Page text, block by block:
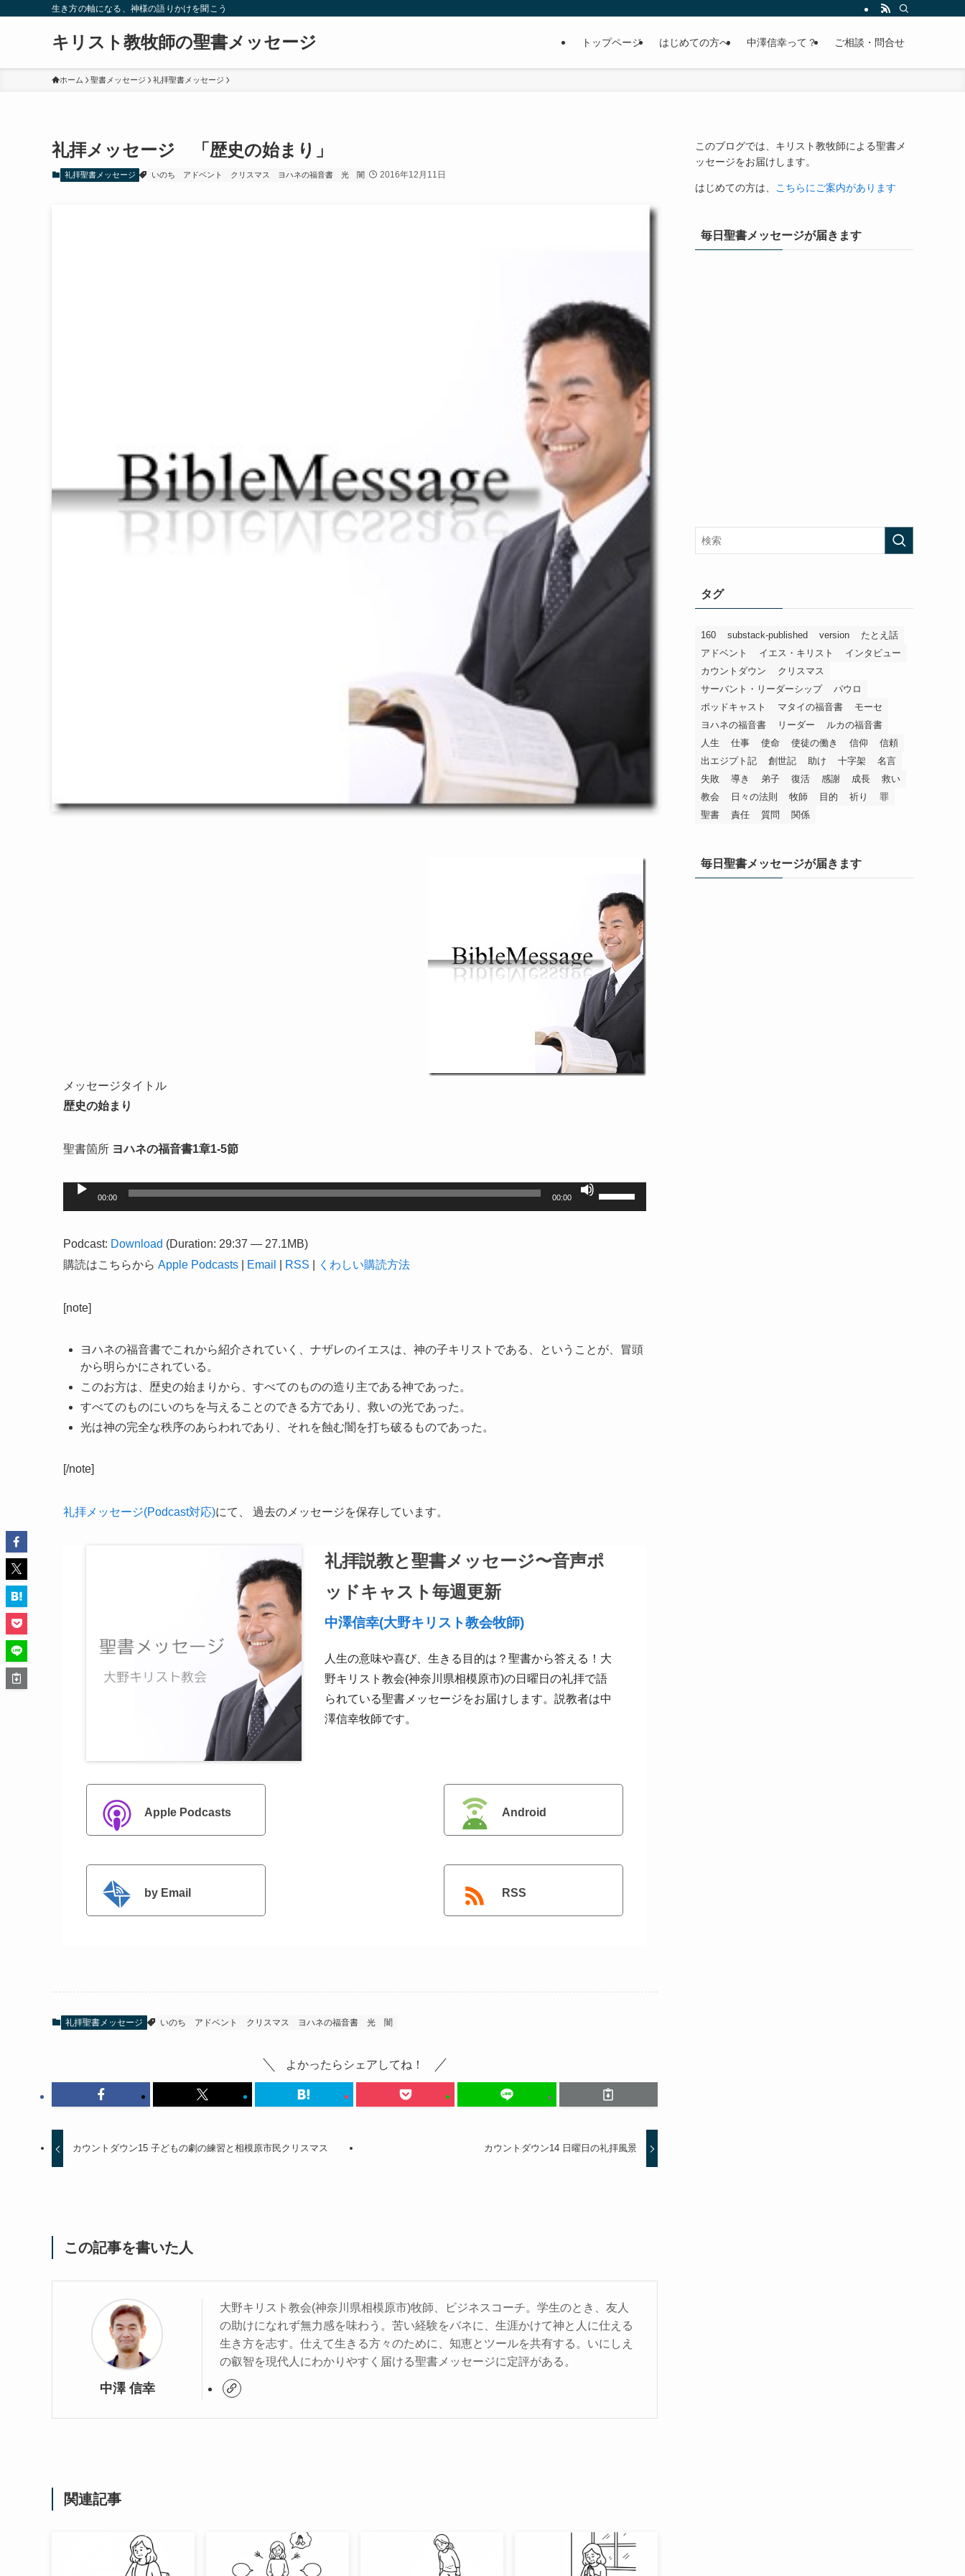
生き方の軸になる、神様の語りかけを聞こう
キリスト教牧師の聖書メッセージ トップページ はじめての方へ 中澤信幸って？ ご相談・問合せ
ホーム 聖書メッセージ 礼拝聖書メッセージ
礼拝メッセージ 「歴史の始まり」
礼拝聖書メッセージ いのち アドベント クリスマス ヨハネの福音書 光 闇 2016年12月11日
メッセージタイトル
歴史の始まり
聖書箇所 ヨハネの福音書1章1-5節
声
ー
ー
00:00 00:00
ボ
リ
は
て
Podcast: Download (Duration: 29:37 — 27.1MB)
購読はこちらから Apple Podcasts Email RSS くわしい購読方法
[note]
ヨハネの福音書でこれから紹介されていく、ナザレのイエスは、神の子キリストである、ということが、冒頭
から明らかにされている。
このお方は、歴史の始まりから、すべてのものの造り主である神であった。
すべてのものにいのちを与えることのできる方であり、救いの光であった。
光は神の完全な秩序のあらわれであり、それを蝕む闇を打ち破るものであった。
[/note]
礼拝メッセージ(Podcast対応)にて、 過去のメッセージを保存しています。
礼拝説教と聖書メッセージ〜音声ポ
ッドキャスト毎週更新
中澤信幸(大野キリスト教会牧師)
人生の意味や喜び、生きる目的は？聖書から答える！大
野キリスト教会(神奈川県相模原市)の日曜日の礼拝で語
られている聖書メッセージをお届けします。説教者は中
澤信幸牧師です。
Apple Podcasts Android
by Email RSS
礼拝聖書メッセージ いのち アドベント クリスマス ヨハネの福音書 光 闇
よかったらシェアしてね！
カウントダウン15 子どもの劇の練習と相模原市民クリスマス カウントダウン14 日曜日の礼拝風景
この記事を書いた人
中澤 信幸
大野キリスト教会(神奈川県相模原市)牧師、ビジネスコーチ。学生のとき、友人
の助けになれず無力感を味わう。苦い経験をバネに、生涯かけて神と人に仕える
生き方を志す。仕えて生きる方々のために、知恵とツールを共有する。いにしえ
の叡智を現代人にわかりやすく届ける聖書メッセージに定評がある。
関連記事
このブログでは、キリスト教牧師による聖書メ
ッセージをお届けします。
はじめての方は、 こちらにご案内があります
毎日聖書メッセージが届きます
タグ
160 substack-published version
たとえ話
アドベント
イエス・キリスト
インタビュー
カウントダウン
クリスマス
サーバント・リーダーシップ
パウロ
ポッドキャスト
マタイの福音書
モーセ
ヨハネの福音書
リーダー
ルカの福音書
人生
仕事 使命 使徒の働き 信仰
信頼
出エジプト記
創世記 助け 十字架
名言
失敗
導き 弟子 復活 感謝 成長
救い
教会
日々の法則 牧師 目的 祈り
罪
聖書
責任 質問 関係
毎日聖書メッセージが届きます